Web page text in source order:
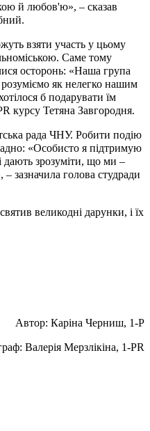
й любов'ю», – сказав
взяти участь у цьому
Саме тому
осторонь: «Наша група
як нелегко нашим
б подарувати їм
курсу Тетяна Завгородня.
рада ЧНУ. Робити подію
«Особисто я підтримую
дають зрозуміти, що ми –
зазначила голова студради
великодні дарунки, і їх
Черниш, 1-Р
Валерія Мерзлікіна, 1-PR